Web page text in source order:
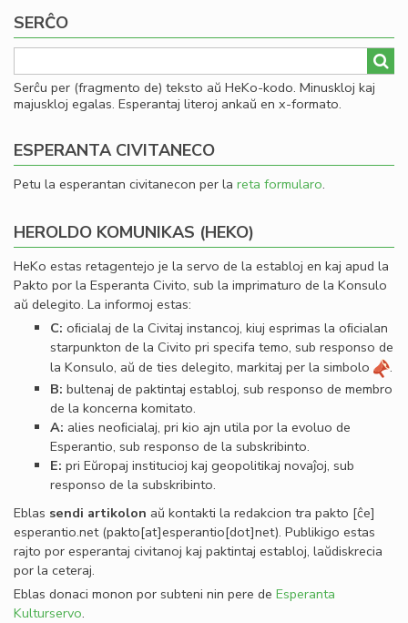
SERĈO
Serĉu per (fragmento de) teksto aŭ HeKo-kodo. Minuskloj kaj
majuskloj egalas. Esperantaj literoj ankaŭ en x-formato.
ESPERANTA CIVITANECO
Petu la esperantan civitanecon per la reta formularo.
HEROLDO KOMUNIKAS (HEKO)
HeKo estas retagentejo je la servo de la establoj en kaj apud la
Pakto por la Esperanta Civito, sub la imprimaturo de la Konsulo
aŭ delegito. La informoj estas:
C: oﬁcialaj de la Civitaj instancoj, kiuj esprimas la oﬁcialan
starpunkton de la Civito pri specifa temo, sub responso de
la Konsulo, aŭ de ties delegito, markitaj per la simbolo
.
B: bultenaj de paktintaj establoj, sub responso de membro
de la koncerna komitato.
A: alies neoﬁcialaj, pri kio ajn utila por la evoluo de
Esperantio, sub responso de la subskribinto.
E: pri Eŭropaj institucioj kaj geopolitikaj novaĵoj, sub
responso de la subskribinto.
Eblas sendi artikolon aŭ kontakti la redakcion tra pakto [ĉe]
esperantio.net(pakto[at]esperantio[dot]net). Publikigo estas
rajto por esperantaj civitanoj kaj paktintaj establoj, laŭdiskrecia
por la ceteraj.
Eblas donaci monon por subteni nin pere de Esperanta
Kulturservo.